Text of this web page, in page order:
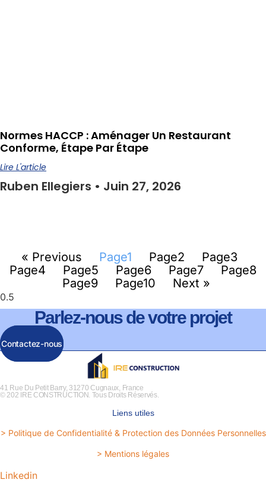
Normes HACCP : Aménager Un Restaurant
Conforme, Étape Par Étape
Lire L'article
Ruben Ellegiers Juin 27, 2026
« Previous Page1 Page2 Page3
Page4 Page5 Page6 Page7 Page8
Page9 Page10 Next »
Parlez-nous de votre projet
Contactez-nous
41 Rue Du Petit Barry, 31270 Cugnaux, France
© 202 IRE CONSTRUCTION. Tous Droits Réservés.
Liens utiles
> Politique de Confidentialité & Protection des Données Personnelles
> Mentions légales
Linkedin